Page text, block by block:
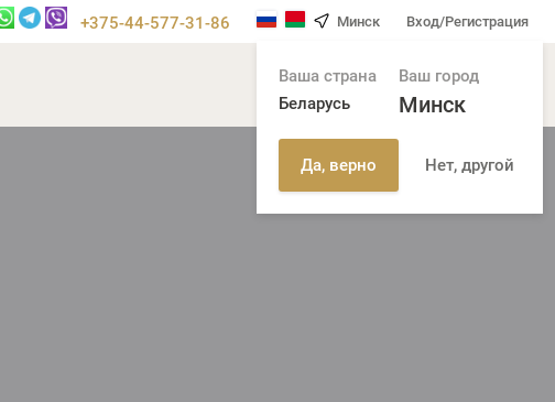
+375-44-577-31-86 Минск
Ваша страна
Беларусь
Ваш город
Минск
Да, верно Нет, другой
Вход/Регистрация